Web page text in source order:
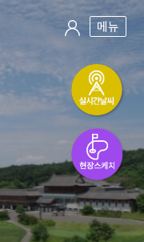
메뉴